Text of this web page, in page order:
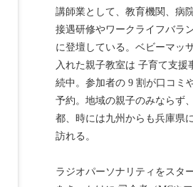
講師業として、教育機関、病
接遇研修やワークライフバラ
に登壇している。ベビーマッ
入れた親子教室は 子育て支援
続中。参加者の 9 割が口コミ
予約。地域の親子のみならず
都、時には九州からも兵庫県
訪れる。
ラジオパーソナリティをスタ